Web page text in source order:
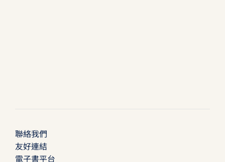
聯絡我們
友好連結
電子書平台